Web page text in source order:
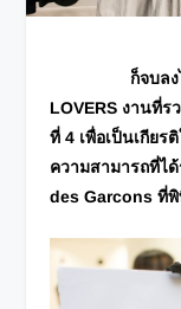
ก็จบล
LOVERS งานที่ร
ที่ 4 เพื่อเป็นเกีย
ความสามารถที่ไ
des Garcons ที่